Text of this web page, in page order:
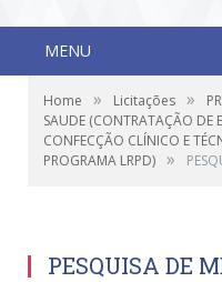
MENU
Home » Licitações »
SAUDE (CONTRATAÇÃO DE
CONFECÇÃO CLÍNICO E
PROGRAMA LRPD) »
PESQUISA DE